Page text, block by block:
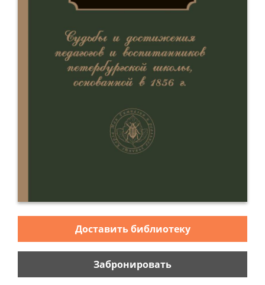
Доставить библиотеку
Забронировать